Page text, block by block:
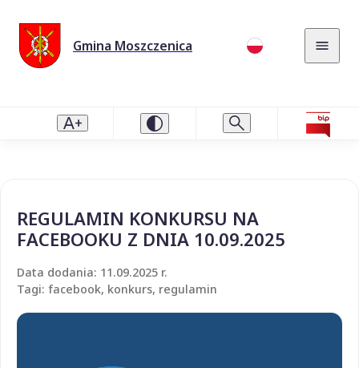
Gmina Moszczenica
REGULAMIN KONKURSU NA
FACEBOOKU Z DNIA 10.09.2025
Data dodania: 11.09.2025 r.
Tagi: facebook, konkurs, regulamin